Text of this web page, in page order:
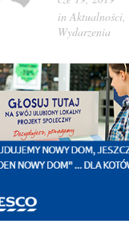
in Aktualności,
Wydarzenia